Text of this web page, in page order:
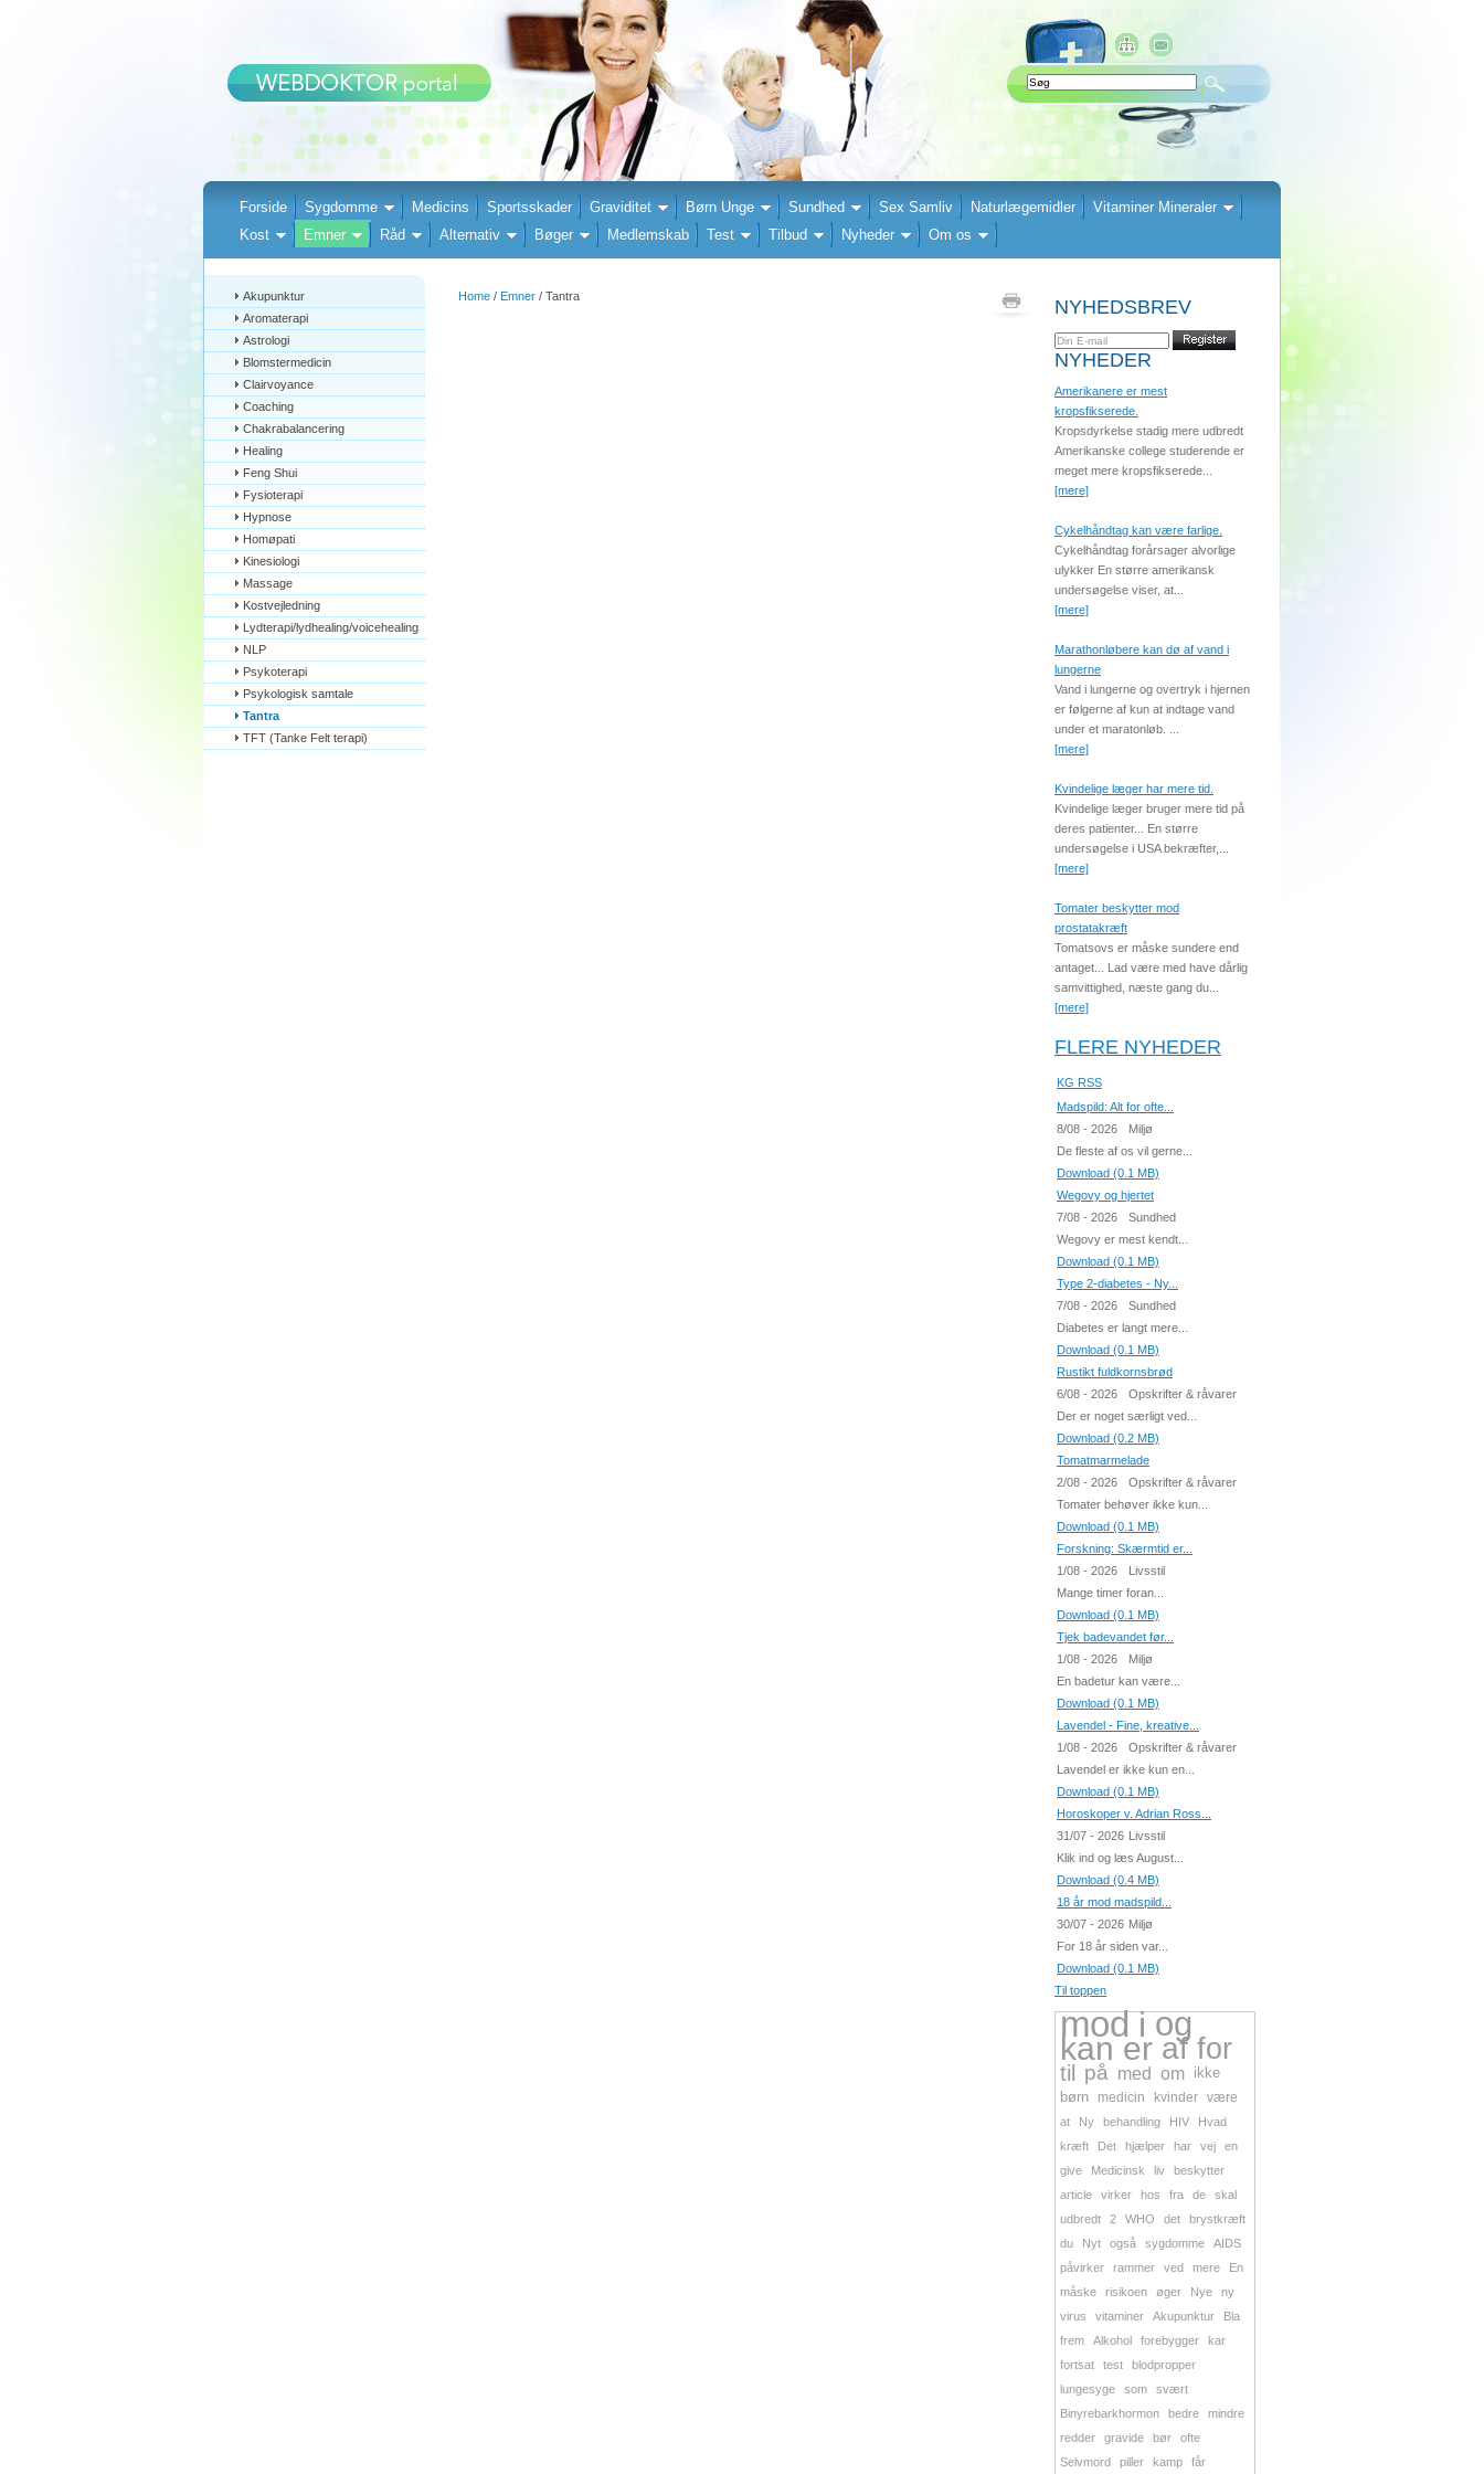
Forside Sygdomme Medicins Sportsskader Graviditet Børn Unge Sundhed Sex Samliv Naturlægemidler
Vitaminer Mineraler
Kost
Emner Råd Alternativ Bøger Medlemskab Test Tilbud Nyheder Om os
Akupunktur
Aromaterapi
Astrologi
Blomstermedicin
Clairvoyance
Coaching
Chakrabalancering
Healing
Feng Shui
Fysioterapi
Hypnose
Homøpati
Kinesiologi
Massage
Kostvejledning
Lydterapi/lydhealing/voicehealing
NLP
Psykoterapi
Psykologisk samtale
Tantra
TFT (Tanke Felt terapi)
Home / Emner / Tantra NYHEDSBREV
NYHEDER
Amerikanere er mest
kropsfikserede.
Kropsdyrkelse stadig mere udbredt
Amerikanske college studerende er
meget mere kropsfikserede...
[mere]
Cykelhåndtag kan være farlige.
Cykelhåndtag forårsager alvorlige
ulykker En større amerikansk
undersøgelse viser, at...
[mere]
Marathonløbere kan dø af vand i
lungerne
Vand i lungerne og overtryk i hjernen
er følgerne af kun at indtage vand
under et maratonløb. ...
[mere]
Kvindelige læger har mere tid.
Kvindelige læger bruger mere tid på
deres patienter... En større
undersøgelse i USA bekræfter,...
[mere]
Tomater beskytter mod
prostatakræft
Tomatsovs er måske sundere end
antaget... Lad være med have dårlig
samvittighed, næste gang du...
[mere]
FLERE NYHEDER
KG RSS
Madspild: Alt for ofte...
8/08 - 2026
Miljø
De fleste af os vil gerne...
Download (0.1 MB)
Wegovy og hjertet
7/08 - 2026
Sundhed
Wegovy er mest kendt...
Download (0.1 MB)
Type 2-diabetes - Ny...
7/08 - 2026
Sundhed
Diabetes er langt mere...
Download (0.1 MB)
Rustikt fuldkornsbrød
6/08 - 2026
Opskrifter & råvarer
Der er noget særligt ved...
Download (0.2 MB)
Tomatmarmelade
2/08 - 2026
Opskrifter & råvarer
Tomater behøver ikke kun...
Download (0.1 MB)
Forskning: Skærmtid er...
1/08 - 2026
Livsstil
Mange timer foran...
Download (0.1 MB)
Tjek badevandet før...
1/08 - 2026
Miljø
En badetur kan være...
Download (0.1 MB)
Lavendel - Fine, kreative...
1/08 - 2026
Opskrifter & råvarer
Lavendel er ikke kun en...
Download (0.1 MB)
Horoskoper v. Adrian Ross...
31/07 - 2026 Livsstil
Klik ind og læs August...
Download (0.4 MB)
18 år mod madspild...
30/07 - 2026 Miljø
For 18 år siden var...
Download (0.1 MB)
Til toppen
mod i og
kan er af for
til på med om ikke
børn
medicin kvinder
være
at
Ny behandling HIV
Hvad
kræft
Det hjælper har vej
en
give
Medicinsk liv
beskytter
article
virker hos fra de
skal
udbredt
2 WHO det
brystkræft
du
Nyt også sygdomme
AIDS
påvirker
rammer ved mere
En
måske
risikoen øger Nye
ny
virus
vitaminer Akupunktur
Bla
frem
Alkohol forebygger
kar
fortsat
test
blodpropper
lungesyge
som
svært
Binyrebarkhormon
bedre
mindre
redder
gravide bør
ofte
Selvmord
piller kamp får